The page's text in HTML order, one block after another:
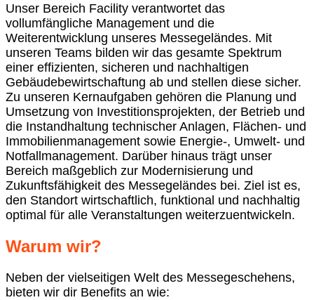
Unser Bereich Facility verantwortet das
vollumfängliche Management und die
Weiterentwicklung unseres Messegeländes. Mit
unseren Teams bilden wir das gesamte Spektrum
einer effizienten, sicheren und nachhaltigen
Gebäudebewirtschaftung ab und stellen diese sicher.
Zu unseren Kernaufgaben gehören die Planung und
Umsetzung von Investitionsprojekten, der Betrieb und
die Instandhaltung technischer Anlagen, Flächen- und
Immobilienmanagement sowie Energie‑, Umwelt‑ und
Notfallmanagement. Darüber hinaus trägt unser
Bereich maßgeblich zur Modernisierung und
Zukunftsfähigkeit des Messegeländes bei. Ziel ist es,
den Standort wirtschaftlich, funktional und nachhaltig
optimal für alle Veranstaltungen weiterzuentwickeln.
Warum wir?
Neben der vielseitigen Welt des Messegeschehens,
bieten wir dir Benefits an wie: